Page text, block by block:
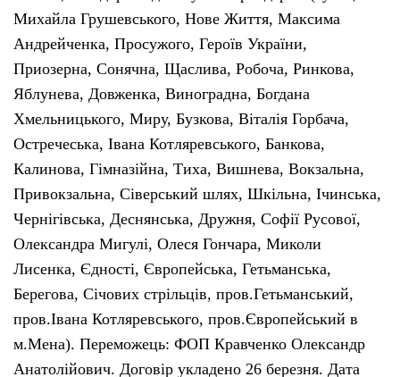
Михайла Грушевського, Нове Життя, Максима
Андрейченка, Просужого, Героїв України,
Приозерна, Сонячна, Щаслива, Робоча, Ринкова,
Яблунева, Довженка, Виноградна, Богдана
Хмельницького, Миру, Бузкова, Віталія Горбача,
Остречеська, Івана Котляревського, Банкова,
Калинова, Гімназійна, Тиха, Вишнева, Вокзальна,
Привокзальна, Сіверський шлях, Шкільна, Ічинська,
Чернігівська, Деснянська, Дружня, Софії Русової,
Олександра Мигулі, Олеся Гончара, Миколи
Лисенка, Єдності, Європейська, Гетьманська,
Берегова, Січових стрільців, пров.Гетьманський,
пров.Івана Котляревського, пров.Європейський в
м.Мена). Переможець: ФОП Кравченко Олександр
Анатолійович. Договір укладено 26 березня. Дата